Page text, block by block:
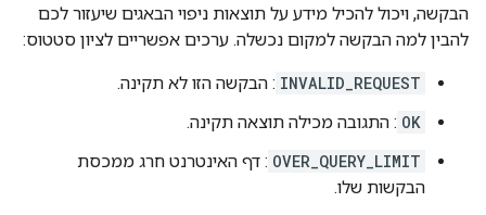
הבקשה, ויכול להכיל מידע על תוצאות ניפוי הבאגים שיעזור לכם
להבין למה הבקשה למקום נכשלה. ערכים אפשריים לציון סטטוס:
INVALID_REQUEST : הבקשה הזו לא תקינה.
OK : התגובה מכילה תוצאה תקינה.
OVER_QUERY_LIMIT : דף האינטרנט חרג ממכסת
הבקשות שלו.